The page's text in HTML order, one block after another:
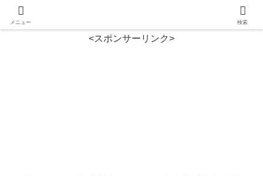
<スポンサーリンク>
メニュー 検索